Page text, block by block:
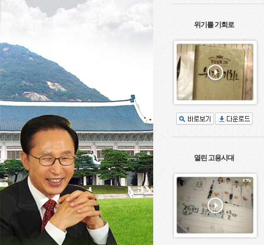
위기를 기회로
열린 고용시대